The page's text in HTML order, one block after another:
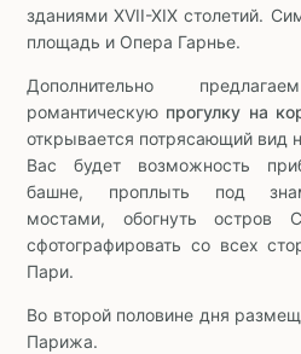
зданиями XVII-XIX столетий.
площадь и Опера Гарнье.
Дополнительно
романтическую прогулку на
открывается потрясающий
Вас будет возможность
башне, проплыть под
мостами, обогнуть остров
сфотографировать со всех
Пари.
Во второй половине дня
Парижа.